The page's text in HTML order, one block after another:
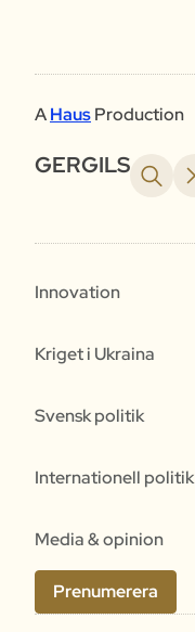
AHausProduction
GERGILS
Innovation
Kriget i Ukraina
Svensk politik
Internationell politik
Media & opinion
Prenumerera